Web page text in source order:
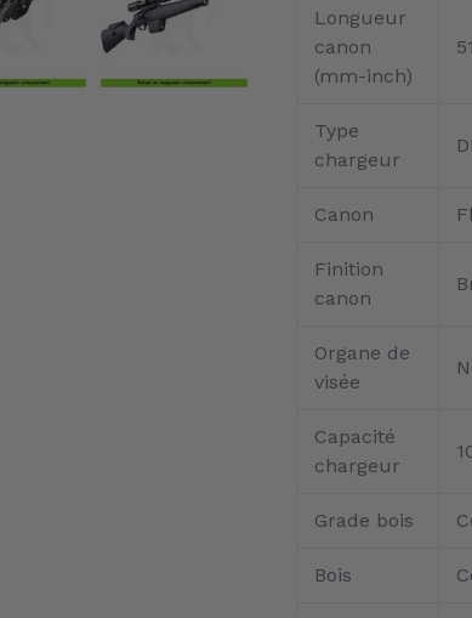
Longueur
canon
(mm-inch)
Type
chargeur
Canon
Finition
canon
Organe de
visée
Capacité
chargeur
Grade bois
Bois